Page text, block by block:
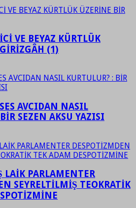
VE BEYAZ KÜRTLÜK
(1)
AVCIDAN NASIL
SEZEN AKSU YAZISI
LAİK PARLAMENTER
SEYRELTİLMİŞ TEOKRATİK